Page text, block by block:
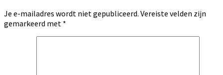
Je e-mailadres wordt niet gepubliceerd. Vereiste velden zijn
gemarkeerd met *